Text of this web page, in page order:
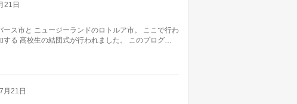
21日
ス市と ニュージーランドのロトルア市。 ここで行わ
する 高校生の結団式が行われました。 このプログ…
月21日